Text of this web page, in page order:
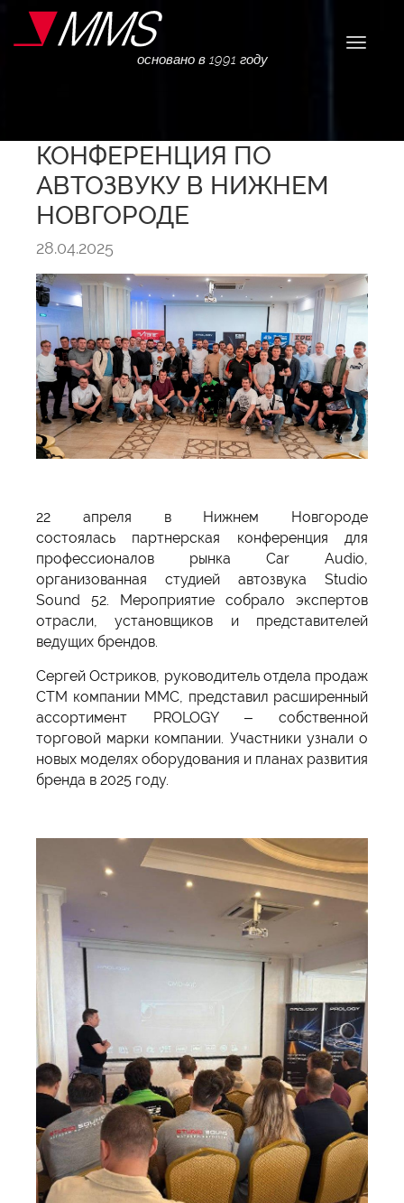
основано в 1991 году
КОНФЕРЕНЦИЯ ПО
АВТОЗВУКУ В НИЖНЕМ
НОВГОРОДЕ
28.04.2025
22 апреля в Нижнем Новгороде
состоялась партнерская конференция для
профессионалов рынка Car Audio,
организованная студией автозвука Studio
Sound 52. Мероприятие собрало экспертов
отрасли, установщиков и представителей
ведущих брендов.
Сергей Остриков, руководитель отдела продаж
СТМ компании ММС, представил расширенный
ассортимент PROLOGY – собственной
торговой марки компании. Участники узнали о
новых моделях оборудования и планах развития
бренда в 2025 году.